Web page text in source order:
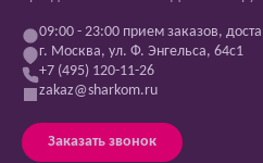
09:00 - 23:00 прием заказов,
г. Москва, ул. Ф. Энгельса, 64с1
+7 (495) 120-11-26
zakaz@sharkom.ru
Заказать звонок